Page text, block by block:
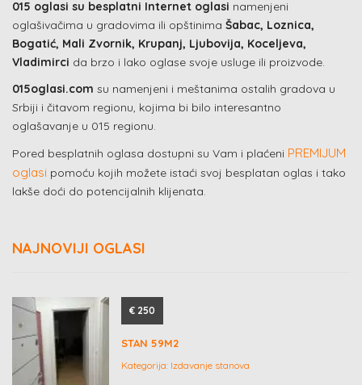
015 oglasi su besplatni Internet oglasi namenjeni
oglašivačima u gradovima ili opštinima Šabac, Loznica,
Bogatić, Mali Zvornik, Krupanj, Ljubovija, Koceljeva,
Vladimirci da brzo i lako oglase svoje usluge ili proizvode.
015oglasi.com su namenjeni i meštanima ostalih gradova u
Srbiji i čitavom regionu, kojima bi bilo interesantno
oglašavanje u 015 regionu.
Pored besplatnih oglasa dostupni su Vam i plaćeni PREMIJUM
oglasi pomoću kojih možete istaći svoj besplatan oglas i tako
lakše doći do potencijalnih klijenata.
NAJNOVIJI OGLASI
€ 250
STAN 59M2
Kategorija: Izdavanje stanova